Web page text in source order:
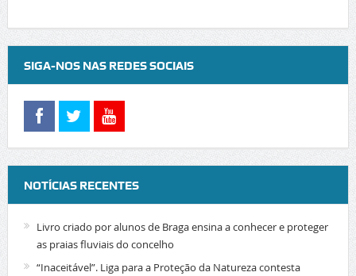
SIGA-NOS NAS REDES SOCIAIS
NOTÍCIAS RECENTES
Livro criado por alunos de Braga ensina a conhecer e proteger
as praias fluviais do concelho
“Inaceitável”. Liga para a Proteção da Natureza contesta